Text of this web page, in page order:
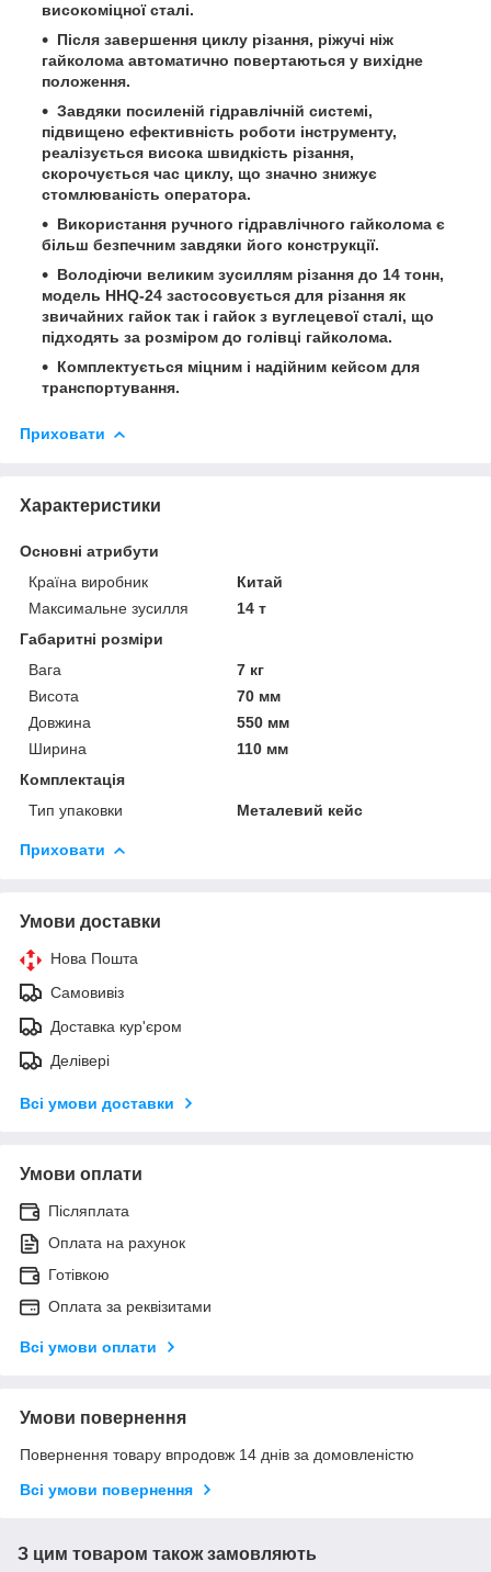
високоміцної сталі.
Після завершення циклу різання, ріжучі ніж
гайколома автоматично повертаються у вихідне
положення.
Завдяки посиленій гідравлічній системі,
підвищено ефективність роботи інструменту,
реалізується висока швидкість різання,
скорочується час циклу, що значно знижує
стомлюваність оператора.
Використання ручного гідравлічного гайколома є
більш безпечним завдяки його конструкції.
Володіючи великим зусиллям різання до 14 тонн,
модель HHQ-24 застосовується для різання як
звичайних гайок так і гайок з вуглецевої сталі, що
підходять за розміром до голівці гайколома.
Комплектується міцним і надійним кейсом для
транспортування.
Приховати
Характеристики
Основні атрибути
Країна виробник
Китай
Максимальне зусилля
14 т
Габаритні розміри
Вага
7 кг
Висота
70 мм
Довжина
550 мм
Ширина
110 мм
Комплектація
Тип упаковки
Металевий кейс
Приховати
Умови доставки
Нова Пошта
Самовивіз
Доставка кур'єром
Делівері
Всі умови доставки
Умови оплати
Післяплата
Оплата на рахунок
Готівкою
Оплата за реквізитами
Всі умови оплати
Умови повернення
Повернення товару впродовж 14 днів за домовленістю
Всі умови повернення
З цим товаром також замовляють